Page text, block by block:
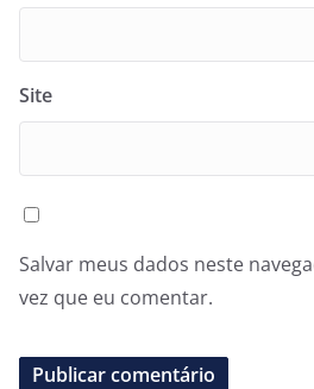
Site
Salvar meus dados neste
vez que eu comentar.